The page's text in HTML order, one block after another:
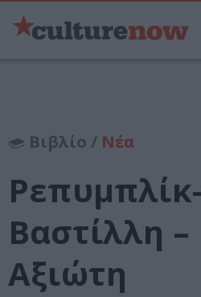
Βιβλίο / Νέα
Ρεπυμπλίκ-
Βαστίλλη
Αξιώτη